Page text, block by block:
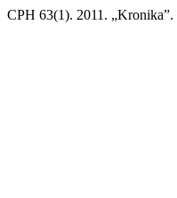
CPH 63(1). 2011. „Kronika”.